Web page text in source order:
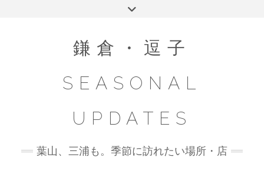
鎌倉・逗子
SEASONAL
UPDATES
葉山、三浦も。季節に訪れたい場所・店